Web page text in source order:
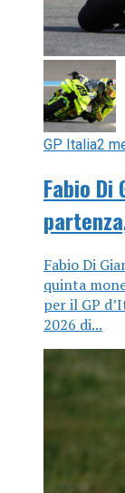
GP Italia2
Fabio
Fabio Di
quinta
per il GP
2026 di...